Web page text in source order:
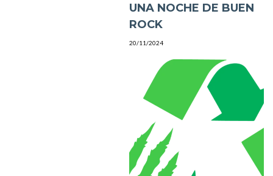
UNA NOCHE DE BUEN
ROCK
20/11/2024